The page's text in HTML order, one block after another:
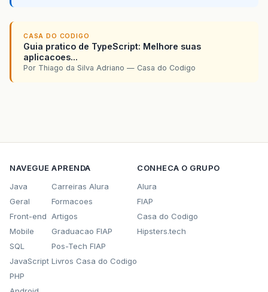
CASA DO CODIGO
Guia pratico de TypeScript: Melhore suas
aplicacoes...
Por Thiago da Silva Adriano — Casa do Codigo
NAVEGUE
Java
Geral
Front-end
Mobile
SQL
JavaScript
PHP
APRENDA
Carreiras Alura
Formacoes
Artigos
Graduacao FIAP
Pos-Tech FIAP
Livros Casa do Codigo
CONHECA O GRUPO
Alura
FIAP
Casa do Codigo
Hipsters.tech